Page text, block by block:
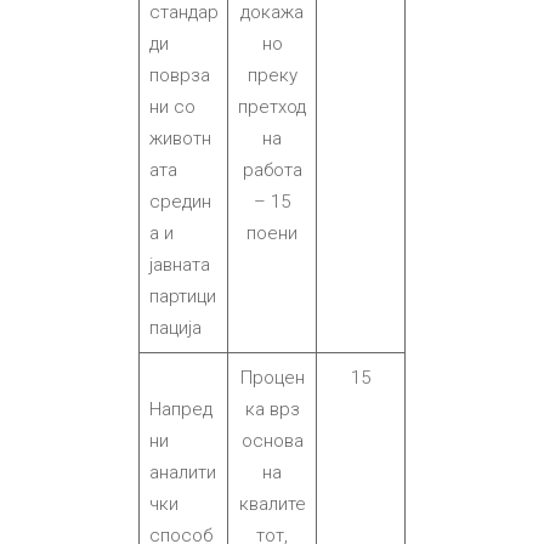
стандар
ди
поврза
ни со
животн
ата
средин
а и
јавната
партици
пација
докажа
но
преку
претход
на
работа
– 15
поени
Напред
ни
аналити
чки
способ
Процен
ка врз
основа
на
квалите
тот,
15